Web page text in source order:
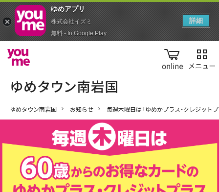
online
ゆめタウン南岩国 お知らせ 毎週木曜日は「ゆめかプラス・クレジット
ゆめアプ‪リ‬
株式会社イズミ
無料 - In Google Play
詳細